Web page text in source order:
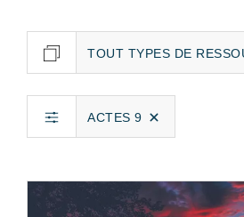
ACTES 9